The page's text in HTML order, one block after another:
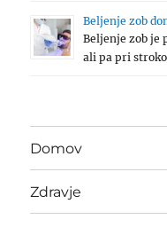
Beljenje zob
Beljenje zob je
ali pa pri
Domov
Zdravje